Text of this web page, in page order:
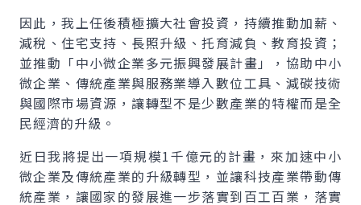
因此，我上任後積極擴大社會投資，持續推動加薪、
減稅、住宅支持、長照升級、托育減負、教育投資；
並推動「中小微企業多元振興發展計畫」，協助中小
微企業、傳統產業與服務業導入數位工具、減碳技術
與國際市場資源，讓轉型不是少數產業的特權而是全
民經濟的升級。
近日我將提出一項規模1千億元的計畫，來加速中小
微企業及傳統產業的升級轉型，並讓科技產業帶動傳
統產業，讓國家的發展進一步落實到百工百業，落實